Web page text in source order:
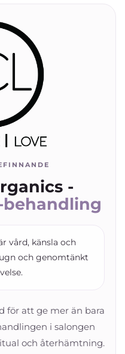
-
vård, känsla och
och genomtänkt
för att ge mer än bara
i salongen
och återhämtning.